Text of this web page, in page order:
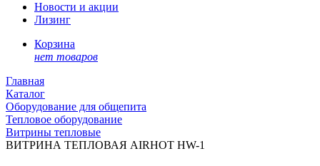
Новости и акции
Лизинг
Корзина
нет товаров
Главная
Каталог
Оборудование для общепита
Тепловое оборудование
Витрины тепловые
ВИТРИНА ТЕПЛОВАЯ AIRHOT HW-1